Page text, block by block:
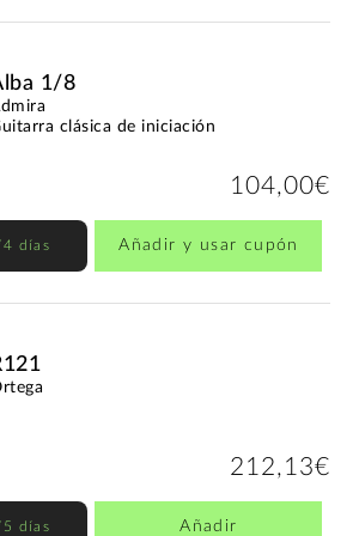
1/8
clásica de iniciación
104,00€
días Añadir y usar cupón
212,13€
días Añadir